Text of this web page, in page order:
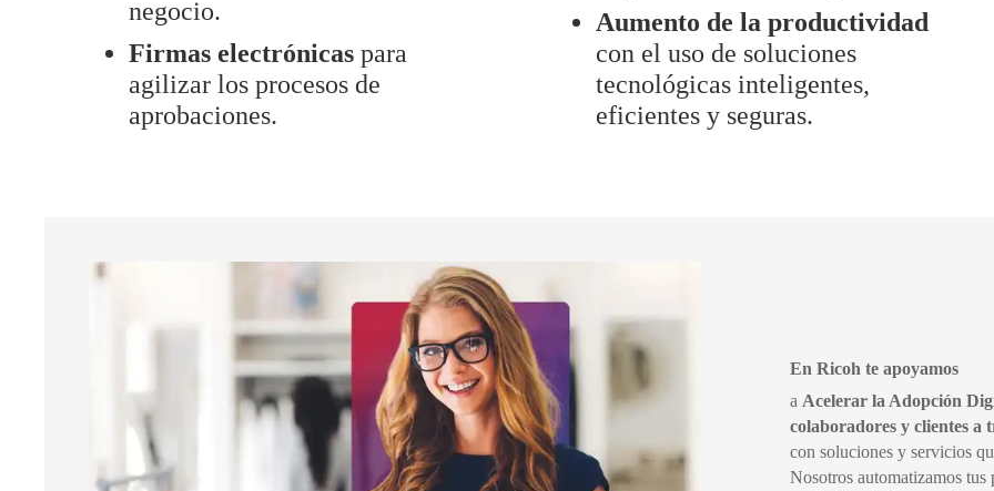
negocio.
Firmas electrónicas para
agilizar los procesos de
aprobaciones.
Aumento de la productividad
con el uso de soluciones
tecnológicas inteligentes,
eficientes y seguras.
En Ricoh te apoyamos
a Acelerar la Adopción
colaboradores y clientes a
con soluciones y servicios
Nosotros automatizamos